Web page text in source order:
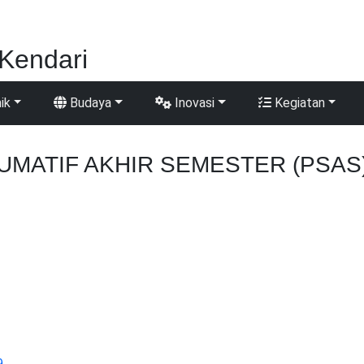
Budaya Inovasi Kegiatan
AKHIR SEMESTER